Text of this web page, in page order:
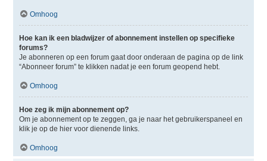
Omhoog
Hoe kan ik een bladwijzer of abonnement instellen op specifieke
forums?
Je abonneren op een forum gaat door onderaan de pagina op de link
“Abonneer forum” te klikken nadat je een forum geopend hebt.
Omhoog
Hoe zeg ik mijn abonnement op?
Om je abonnement op te zeggen, ga je naar het gebruikerspaneel en
klik je op de hier voor dienende links.
Omhoog